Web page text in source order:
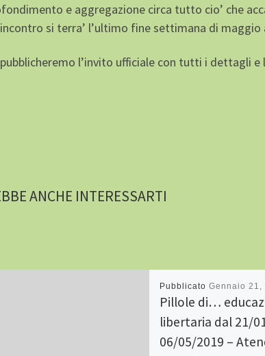
e aggregazione circa tutto cio’ che
si terra’ l’ultimo fine settimana di maggio
l’invito ufficiale con tutti i dettagli e
ANCHE INTERESSARTI
Pubblicato Gennaio 21,
Pillole di…
libertaria dal 21/
06/05/2019 –